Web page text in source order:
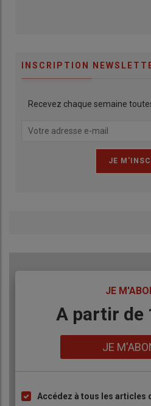
INSCRIPTION
Recevez chaque semaine
JE
BodyA partir de
JE
ListeAccédez à tous les articles